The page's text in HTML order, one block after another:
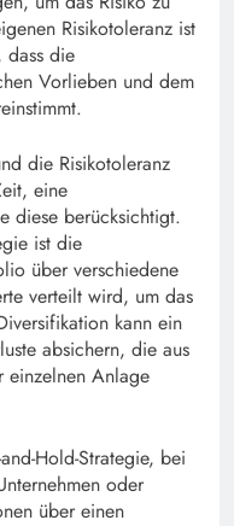
Risikotoleranz ist
dass die
Vorlieben und dem
die Risikotoleranz
eine
diese berücksichtigt.
ist die
über verschiedene
verteilt wird, um das
kann ein
absichern, die aus
einzelnen Anlage
Hold-Strategie, bei
oder
über einen